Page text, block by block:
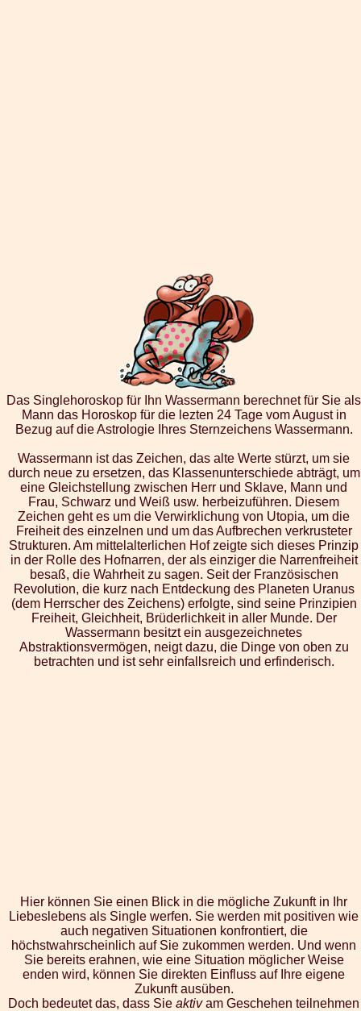
Das Singlehoroskop für Ihn Wassermann berechnet für Sie als
Mann das Horoskop für die lezten 24 Tage vom August in
Bezug auf die Astrologie Ihres Sternzeichens Wassermann.
Wassermann ist das Zeichen, das alte Werte stürzt, um sie
durch neue zu ersetzen, das Klassenunterschiede abträgt, um
eine Gleichstellung zwischen Herr und Sklave, Mann und
Frau, Schwarz und Weiß usw. herbeizuführen. Diesem
Zeichen geht es um die Verwirklichung von Utopia, um die
Freiheit des einzelnen und um das Aufbrechen verkrusteter
Strukturen. Am mittelalterlichen Hof zeigte sich dieses Prinzip
in der Rolle des Hofnarren, der als einziger die Narrenfreiheit
besaß, die Wahrheit zu sagen. Seit der Französischen
Revolution, die kurz nach Entdeckung des Planeten Uranus
(dem Herrscher des Zeichens) erfolgte, sind seine Prinzipien
Freiheit, Gleichheit, Brüderlichkeit in aller Munde. Der
Wassermann besitzt ein ausgezeichnetes
Abstraktionsvermögen, neigt dazu, die Dinge von oben zu
betrachten und ist sehr einfallsreich und erfinderisch.
Hier können Sie einen Blick in die mögliche Zukunft in Ihr
Liebeslebens als Single werfen. Sie werden mit positiven wie
auch negativen Situationen konfrontiert, die
höchstwahrscheinlich auf Sie zukommen werden. Und wenn
Sie bereits erahnen, wie eine Situation möglicher Weise
enden wird, können Sie direkten Einfluss auf Ihre eigene
Zukunft ausüben.
Doch bedeutet das, dass Sie aktivam Geschehen teilnehmen